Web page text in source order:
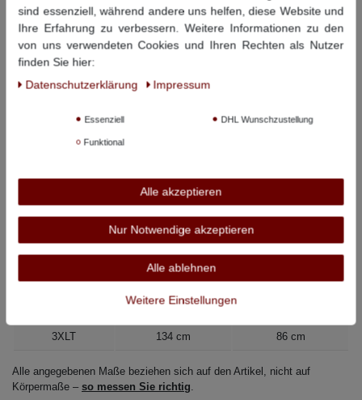
Kleines s.Oliver-Logo auf Brusthöhe
Piqué-Struktur
Seitenschlitze am Saumabschluss
Material Kragen/Manschette:99% Baumwolle / 1% Elasthan
chemisch reinigen
Dieser Artikel hat folgende Maße:
Größe Bauchumfang Rückenlänge
XLT 116 cm 81 cm
124 cm
3XLT 134 cm 86 cm
Alle angegebenen Maße beziehen sich auf den Artikel, nicht auf
Körpermaße – so messen Sie richtig.
sind essenziell, während andere uns helfen, diese Website und
Ihre Erfahrung zu verbessern. Weitere Informationen zu den
von uns verwendeten Cookies und Ihren Rechten als Nutzer
finden Sie hier:
Daten­schutz­erklärung
Impressum
Essenziell DHL Wunschzustellung
Funktional
Alle akzeptieren
Nur Notwendige akzeptieren
Alle ablehnen
Weitere Einstellungen